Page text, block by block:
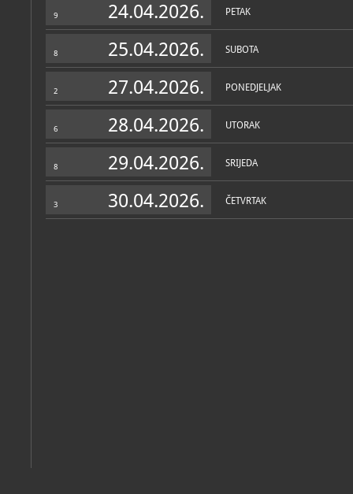
9 24.04.2026. PETAK
8 25.04.2026. SUBOTA
2 27.04.2026. PONEDJELJAK
6 28.04.2026. UTORAK
8 29.04.2026. SRIJEDA
3 30.04.2026. ČETVRTAK